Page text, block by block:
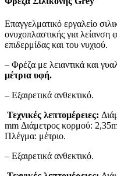
Επαγγελματικό εργαλείο
ονυχοπλαστικής για λείανση
επιδερμίδας και του νυχιού.
– Φρέζα με λειαντικά και
μέτρια υφή.
– Eξαιρετικά ανθεκτικό.
Τεχνικές λεπτομέρειες:
mm Διάμετρος κορμού:
Πλέγμα: μέτριο.
– Eξαιρετικά ανθεκτικό.